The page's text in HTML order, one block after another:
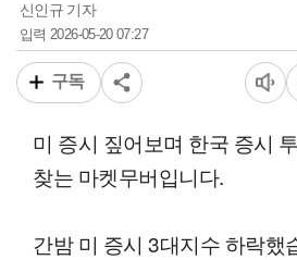
신인규 기자
입력 2026-05-20 07:27
구독
미 증시 짚어보며 한국 증시
찾는 마켓무버입니다.
간밤 미 증시 3대지수 하락했